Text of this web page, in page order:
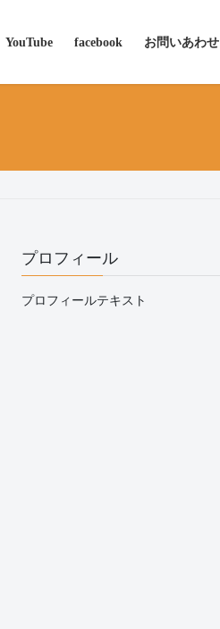
YouTube facebook お問いあわせ
プロフィール
プロフィールテキスト